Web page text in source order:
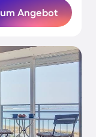
Angebot